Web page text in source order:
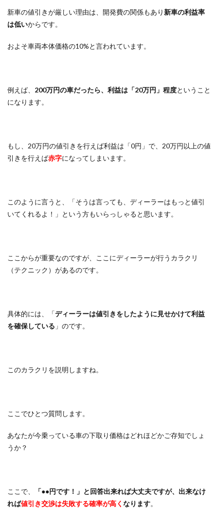
新車の値引きが厳しい理由は、開発費の関係もあり 新車の利益率
は低いからです。
およそ車両本体価格の10%と言われています。
例えば、 200万円の車だったら、利益は「20万円」程度ということ
になります。
もし、20万円の値引きを行えば利益は「0円」で、20万円以上の値
引きを行えば赤字になってしまいます。
このように言うと、「そうは言っても、ディーラーはもっと値引
いてくれるよ！」という方もいらっしゃると思います。
ここからが重要なのですが、ここにディーラーが行うカラクリ
（テクニック）があるのです。
具体的には、「ディーラーは値引きをしたように見せかけて利益
を確保している 」のです。
このカラクリを説明しますね。
ここでひとつ質問します。
あなたが今乗っている車の下取り価格はどれほどかご存知でしょ
うか？
ここで、
「●●円です！」と回答出来れば大丈夫ですが、出来なけ
れば値引き交渉は失敗する確率が高く なります。